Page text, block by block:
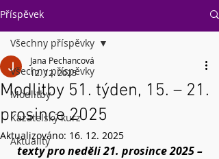
Příspěvek
Všechny příspěvky
Modlitby
Kazatelský kurz
Aktuality
Všechny příspěvky
Modlitby 51. týden, 15. – 21.
prosince 2025
Jana Pechancová
12. 12. 2025
Aktualizováno: 16. 12. 2025
texty pro neděli 21. prosince 2025 –